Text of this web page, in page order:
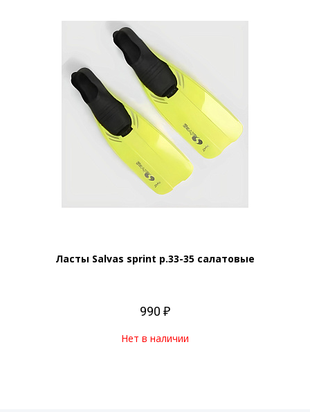
Ласты Salvas sprint р.33-35 салатовые
990 ₽
Нет в наличии